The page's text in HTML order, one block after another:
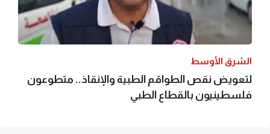
الشرق الأوسط
لتعويض نقص الطواقم الطبية والإنقاذ.. متطوعون
فلسطينيون بالقطاع الطبي